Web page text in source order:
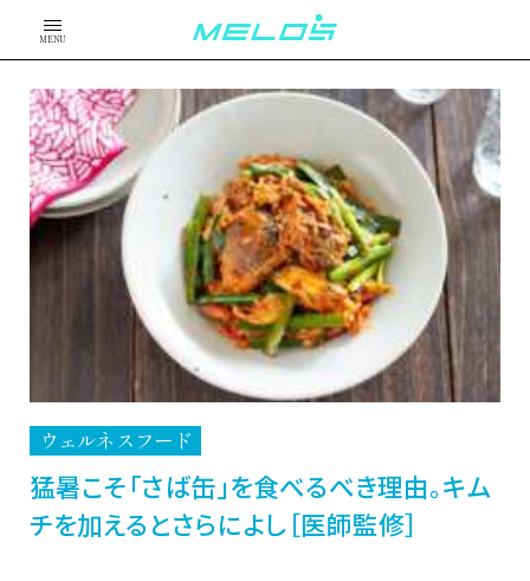
MENU
ウェルネスフード
猛暑こそ「さば缶」を食べるべき理由。キム
チを加えるとさらによし［医師監修］